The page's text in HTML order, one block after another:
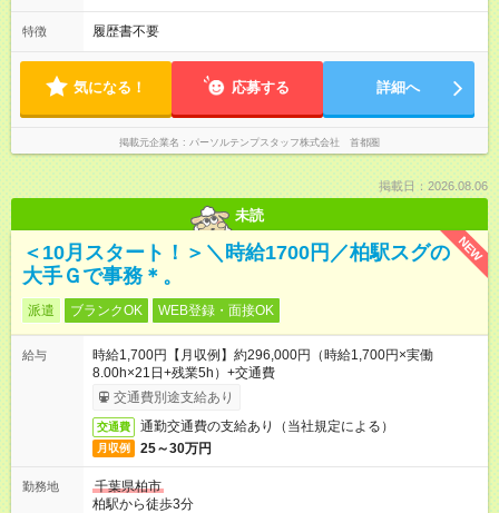
特徴 履歴書不要
気になる！ 応募する 詳細へ
掲載元企業名 パーソルテンプスタッフ株式会社 首都圏
掲載日：2026.08.06
未読
NEW
＜10月スタート！＞＼時給1700円／柏駅スグの
大手Ｇで事務＊。
派遣 ブランクOK WEB登録・面接OK
給与
時給1,700円【月収例】約296,000円（時給1,700円×実働
8.00h×21日+残業5h）+交通費
交通費別途支給あり
交通費 通勤交通費の支給あり（当社規定による）
月収例 25～30万円
勤務地
千葉県柏市
柏駅から徒歩3分